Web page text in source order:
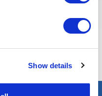
Show details